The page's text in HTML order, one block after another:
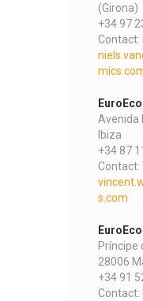
(Girona)
+34 97
Contact:
Avenida
Ibiza
+34 87
Contact:
s.com
Príncipe
28006
+34 91
Contact: